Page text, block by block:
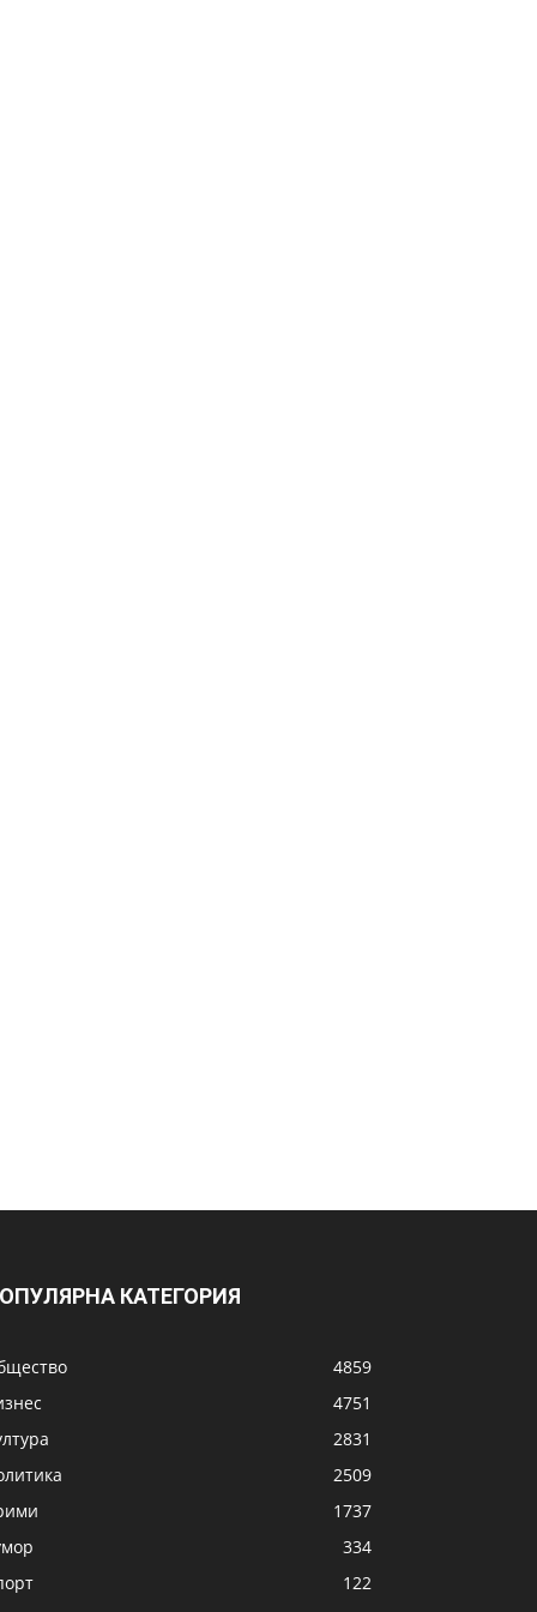
КАТЕГОРИЯ
4859
4751
2831
2509
1737
334
122